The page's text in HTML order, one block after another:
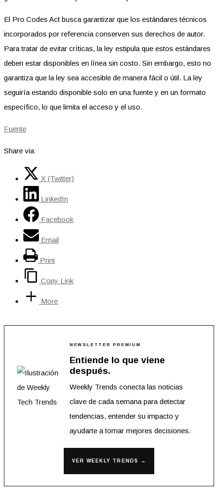
El Pro Codes Act busca garantizar que los estándares técnicos
incorporados por referencia conserven sus derechos de autor.
Para tratar de evitar críticas, la ley estipula que estos estándares
deben estar disponibles en línea sin costo. Sin embargo, esto no
garantiza que la ley sea accesible de manera fácil o útil. La ley
seguiría estando disponible solo en una fuente y en un formato
específico, lo que limita el acceso y el uso.
Fuente
Share via:
X (Twitter)
LinkedIn
Facebook
Email
Print
Copy Link
More
NEWSLETTER PREMIUM
Entiende lo que viene
después.
Weekly Trends conecta las noticias
clave de cada semana para detectar
tendencias, entender su impacto y
ayudarte a tomar mejores decisiones.
VER WEEKLY TRENDS →